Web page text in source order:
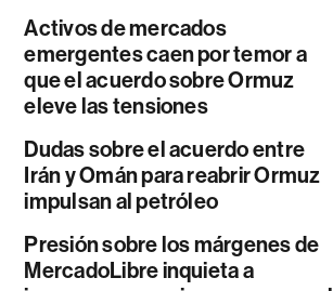
Activos de mercados
emergentes caen por temor a
que el acuerdo sobre Ormuz
eleve las tensiones
Dudas sobre el acuerdo entre
Irán y Omán para reabrir Ormuz
impulsan al petróleo
Presión sobre los márgenes de
MercadoLibre inquieta a